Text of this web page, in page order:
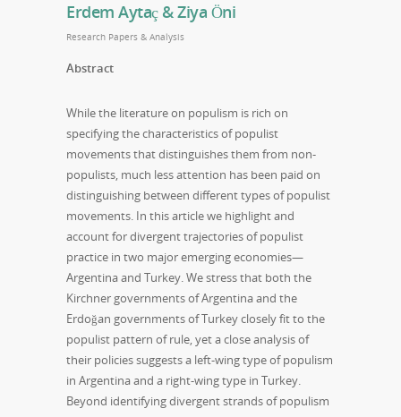
Erdem Aytaç & Ziya Öni
Research Papers & Analysis
Abstract
While the literature on populism is rich on
specifying the characteristics of populist
movements that distinguishes them from non-
populists, much less attention has been paid on
distinguishing between different types of populist
movements. In this article we highlight and
account for divergent trajectories of populist
practice in two major emerging economies—
Argentina and Turkey. We stress that both the
Kirchner governments of Argentina and the
Erdoğan governments of Turkey closely fit to the
populist pattern of rule, yet a close analysis of
their policies suggests a left-wing type of populism
in Argentina and a right-wing type in Turkey.
Beyond identifying divergent strands of populism